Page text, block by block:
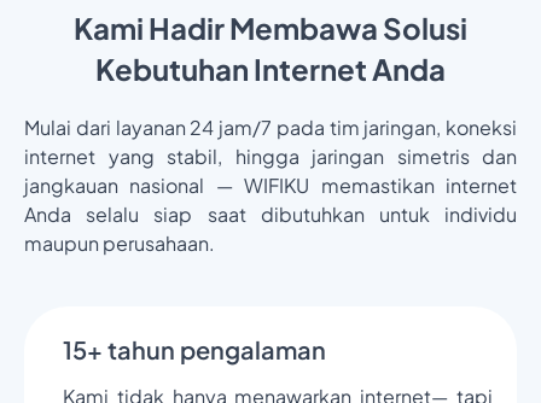
Kami Hadir Membawa Solusi
Kebutuhan Internet Anda
Mulai dari layanan 24 jam/7 pada tim jaringan, koneksi
internet yang stabil, hingga jaringan simetris dan
jangkauan nasional — WIFIKU memastikan internet
Anda selalu siap saat dibutuhkan untuk individu
maupun perusahaan.
15+ tahun pengalaman
Kami tidak hanya menawarkan internet— tapi